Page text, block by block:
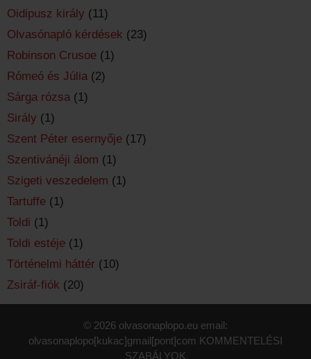
Oidipusz király (11)
Olvasónapló kérdések (23)
Robinson Crusoe (1)
Rómeó és Júlia (2)
Sárga rózsa (1)
Sirály (1)
Szent Péter esernyője (17)
Szentivánéji álom (1)
Szigeti veszedelem (1)
Tartuffe (1)
Toldi (1)
Toldi estéje (1)
Történelmi háttér (10)
Zsiráf-fiók (20)
© 2026 olvasonaplopo.eu email:
olvasonaplopo[kukac]gmail[pont]com KOMMENTELÉSI
SZABÁLYOK